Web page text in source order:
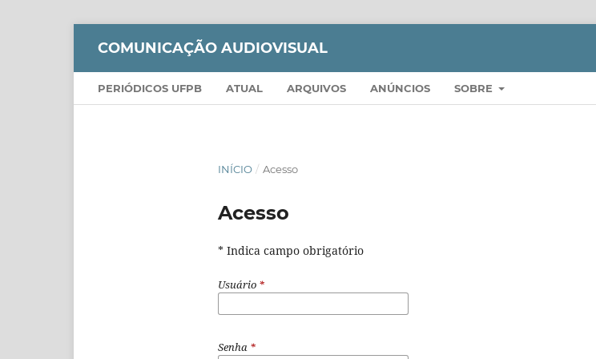
COMUNICAÇÃO AUDIOVISUAL
PERIÓDICOS UFPB ATUAL ARQUIVOS ANÚNCIOS SOBRE
INÍCIO / Acesso
Acesso
* Indica campo obrigatório
Usuário *
Senha *